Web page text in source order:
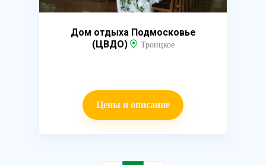
Дом отдыха Подмосковье
(ЦВДО)
Троицкое
Цены и описание